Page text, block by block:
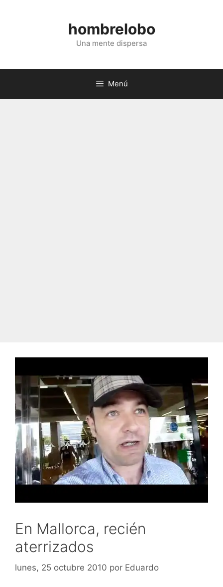
hombrelobo
Una mente dispersa
Menú
En Mallorca, recién
aterrizados
lunes, 25 octubre 2010 por Eduardo